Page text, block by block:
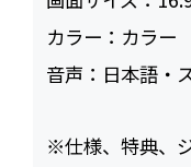
カラー： カラー
音声： 日本語・
※仕様、特典、